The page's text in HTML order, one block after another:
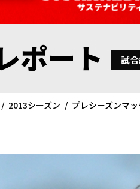
サステナビリテ
ポート 試
2013シーズン プレシーズンマ